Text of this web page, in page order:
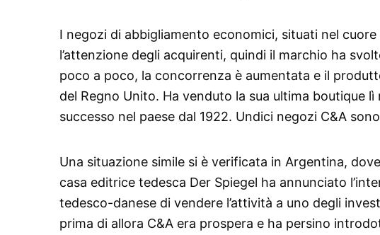
I negozi di abbigliamento economici, situati nel
l’attenzione degli acquirenti, quindi il marchio ha
poco a poco, la concorrenza è aumentata e il
del Regno Unito. Ha venduto la sua ultima boutique
successo nel paese dal 1922. Undici negozi C&A
Una situazione simile si è verificata in Argentina,
casa editrice tedesca Der Spiegel ha annunciato
tedesco-danese di vendere l’attività a uno degli
prima di allora C&A era prospera e ha persino